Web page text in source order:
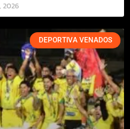
2026
DEPORTIVA VENADOS